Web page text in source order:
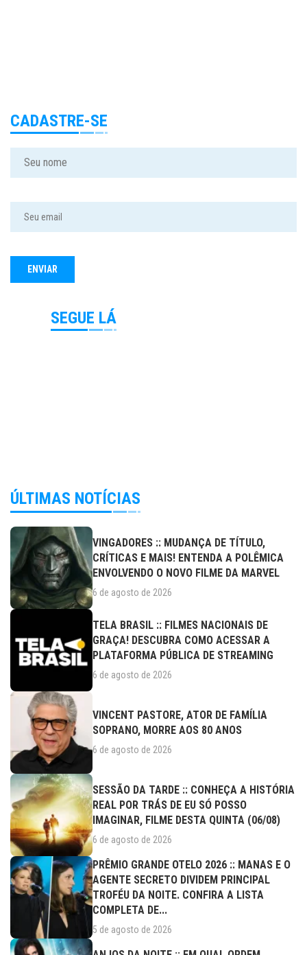
CADASTRE-SE
SEGUE LÁ
ÚLTIMAS NOTÍCIAS
VINGADORES :: MUDANÇA DE TÍTULO,
CRÍTICAS E MAIS! ENTENDA A POLÊMICA
ENVOLVENDO O NOVO FILME DA MARVEL
6 de agosto de 2026
TELA BRASIL :: FILMES NACIONAIS DE
GRAÇA! DESCUBRA COMO ACESSAR A
PLATAFORMA PÚBLICA DE STREAMING
6 de agosto de 2026
VINCENT PASTORE, ATOR DE FAMÍLIA
SOPRANO, MORRE AOS 80 ANOS
6 de agosto de 2026
SESSÃO DA TARDE :: CONHEÇA A HISTÓRIA
REAL POR TRÁS DE EU SÓ POSSO
IMAGINAR, FILME DESTA QUINTA (06/08)
6 de agosto de 2026
PRÊMIO GRANDE OTELO 2026 :: MANAS E O
AGENTE SECRETO DIVIDEM PRINCIPAL
TROFÉU DA NOITE. CONFIRA A LISTA
COMPLETA DE...
5 de agosto de 2026